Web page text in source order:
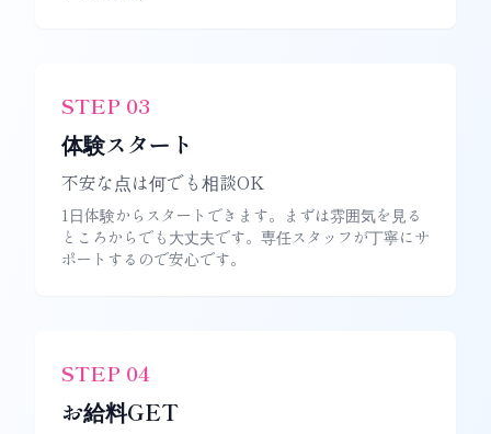
STEP 03
体験スタート
不安な点は何でも相談OK
1日体験からスタートできます。まずは雰囲気を見る
ところからでも大丈夫です。専任スタッフが丁寧にサ
ポートするので安心です。
STEP 04
お給料GET